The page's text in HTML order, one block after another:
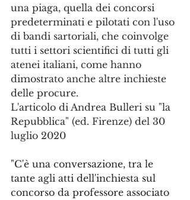
una piaga, quella dei concorsi
predeterminati e pilotati con l'uso
di bandi sartoriali, che coinvolge
tutti i settori scientifici di tutti gli
atenei italiani, come hanno
dimostrato anche altre inchieste
delle procure.
L'articolo di Andrea Bulleri su "la
Repubblica" (ed. Firenze) del 30
luglio 2020
"C'è una conversazione, tra le
tante agli atti dell'inchiesta sul
concorso da professore associato